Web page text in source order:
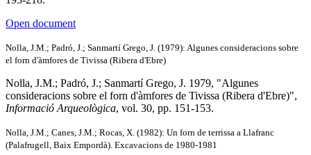
Open document
Nolla, J.M.; Padró, J.; Sanmartí Grego, J. (1979): Algunes consideracions sobre
el forn d'àmfores de Tivissa (Ribera d'Ebre)
Nolla, J.M.; Padró, J.; Sanmartí Grego, J. 1979, "Algunes
consideracions sobre el forn d'àmfores de Tivissa (Ribera d'Ebre)",
Informació Arqueològica, vol. 30, pp. 151-153.
Nolla, J.M.; Canes, J.M.; Rocas, X. (1982): Un forn de terrissa a Llafranc
(Palafrugell, Baix Empordà). Excavacions de 1980-1981